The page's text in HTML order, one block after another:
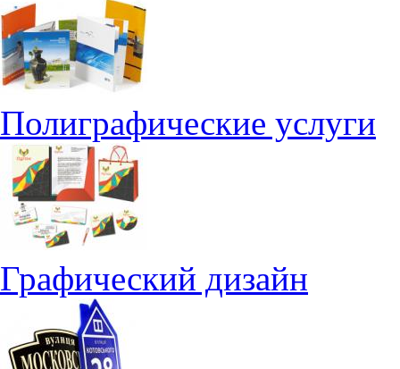
Полиграфические услуги
Графический дизайн